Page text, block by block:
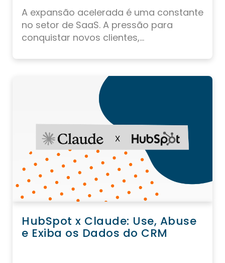
A expansão acelerada é uma constante
no setor de SaaS. A pressão para
conquistar novos clientes,...
HubSpot x Claude: Use, Abuse
e Exiba os Dados do CRM